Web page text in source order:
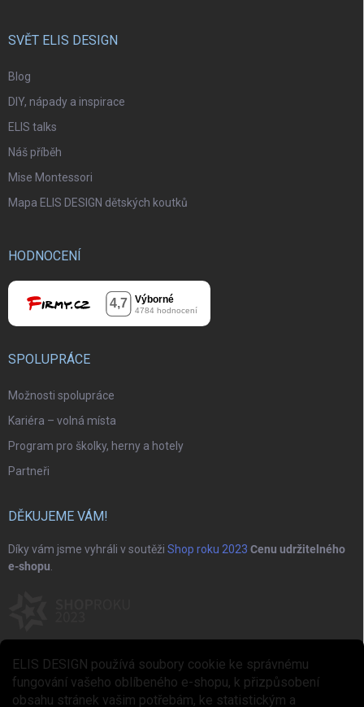
ELIS DESIGN používá soubory cookie ke správnému
fungování vašeho oblíbeného e-shopu, k přizpůsobení
obsahu stránek vašim potřebám, ke statistickým a
SVĚT ELIS DESIGN
Blog
DIY, nápady a inspirace
ELIS talks
Náš příběh
Mise Montessori
Mapa ELIS DESIGN dětských koutků
HODNOCENÍ
SPOLUPRÁCE
Možnosti spolupráce
Kariéra – volná místa
Program pro školky, herny a hotely
Partneři
DĚKUJEME VÁM!
Díky vám jsme vyhráli v soutěži Shop roku 2023 Cenu udržitelného
e-shopu